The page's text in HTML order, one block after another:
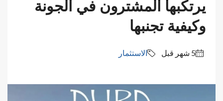
يرتكبها المشترون في الجونة
وكيفية تجنبها
الاستثمار